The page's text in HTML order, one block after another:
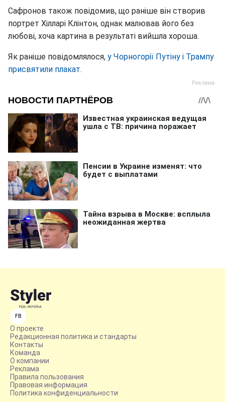
Сафронов також повідомив, що раніше він створив
портрет Хілларі Клінтон, однак малював його без
любові, хоча картина в результаті вийшла хороша.
Як раніше повідомлялося, у Чорногорії Путіну і Трампу
присвятили плакат.
FB
О проекте
Редакционная политика и стандарты
Контакты
Команда
О компании
Реклама
Правила пользования
Правовая информация
Политика конфиденциальности